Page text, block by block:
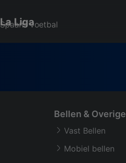
La Liga
Spaans voetbal
Bellen & Overige
Vast Bellen
Mobiel bellen